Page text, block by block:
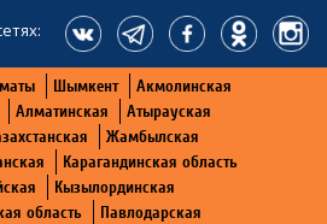
Шымкент
Акмолинская
Алматинская
Атырауская
Жамбылская
Карагандинская область
Кызылординская
область
Павлодарская